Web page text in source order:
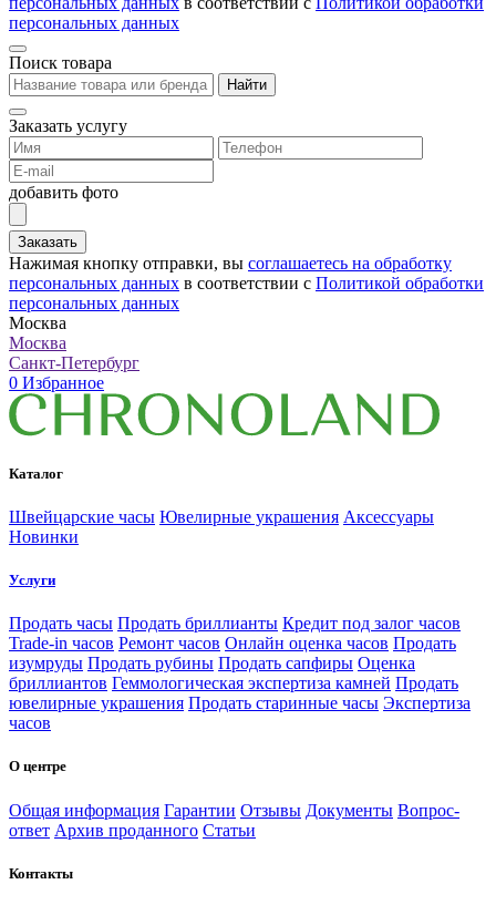
персональных данных
Поиск товара
Найти
Заказать услугу
добавить фото
Заказать
Нажимая кнопку отправки, вы соглашаетесь на обработку
персональных данных в соответствии с Политикой обработки
персональных данных
Москва
Москва
Санкт-Петербург
0 Избранное
Каталог
Швейцарские часы Ювелирные украшения Аксессуары
Новинки
Услуги
Продать часы Продать бриллианты Кредит под залог часов
Trade-in часов Ремонт часов Онлайн оценка часов Продать
изумруды Продать рубины Продать сапфиры Оценка
бриллиантов Геммологическая экспертиза камней Продать
ювелирные украшения Продать старинные часы Экспертиза
часов
О центре
Общая информация Гарантии Отзывы Документы Вопрос-
ответ Архив проданного Статьи
Контакты